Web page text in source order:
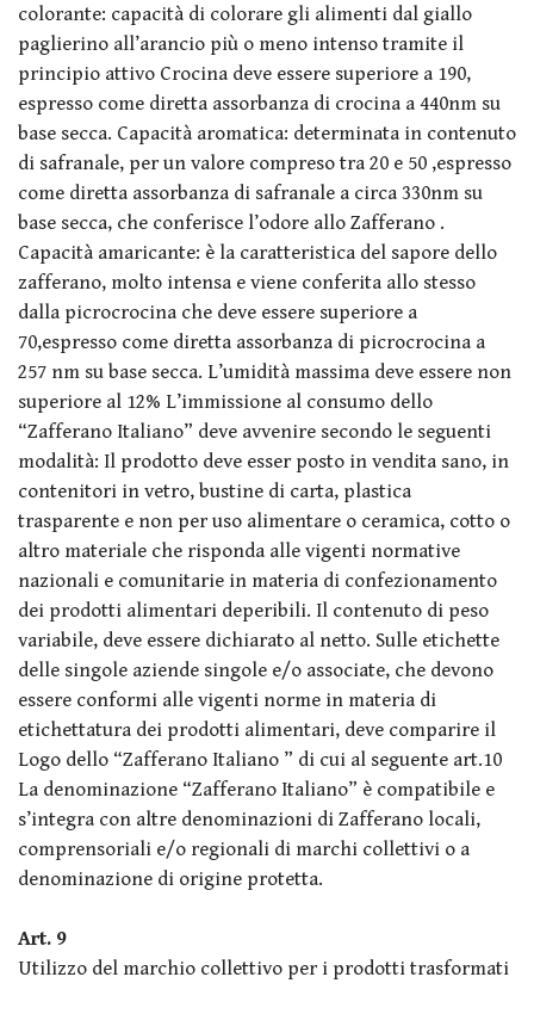
colorante: capacità di colorare gli alimenti dal giallo
paglierino all’arancio più o meno intenso tramite il
principio attivo Crocina deve essere superiore a 190,
espresso come diretta assorbanza di crocina a 440nm su
base secca. Capacità aromatica: determinata in contenuto
di safranale, per un valore compreso tra 20 e 50 ,espresso
come diretta assorbanza di safranale a circa 330nm su
base secca, che conferisce l’odore allo Zafferano .
Capacità amaricante: è la caratteristica del sapore dello
zafferano, molto intensa e viene conferita allo stesso
dalla picrocrocina che deve essere superiore a
70,espresso come diretta assorbanza di picrocrocina a
257 nm su base secca. L’umidità massima deve essere non
superiore al 12% L’immissione al consumo dello
“Zafferano Italiano” deve avvenire secondo le seguenti
modalità: Il prodotto deve esser posto in vendita sano, in
contenitori in vetro, bustine di carta, plastica
trasparente e non per uso alimentare o ceramica, cotto o
altro materiale che risponda alle vigenti normative
nazionali e comunitarie in materia di confezionamento
dei prodotti alimentari deperibili. Il contenuto di peso
variabile, deve essere dichiarato al netto. Sulle etichette
delle singole aziende singole e/o associate, che devono
essere conformi alle vigenti norme in materia di
etichettatura dei prodotti alimentari, deve comparire il
Logo dello “Zafferano Italiano ” di cui al seguente art.10
La denominazione “Zafferano Italiano” è compatibile e
s’integra con altre denominazioni di Zafferano locali,
comprensoriali e/o regionali di marchi collettivi o a
denominazione di origine protetta.
Art. 9
Utilizzo del marchio collettivo per i prodotti trasformati